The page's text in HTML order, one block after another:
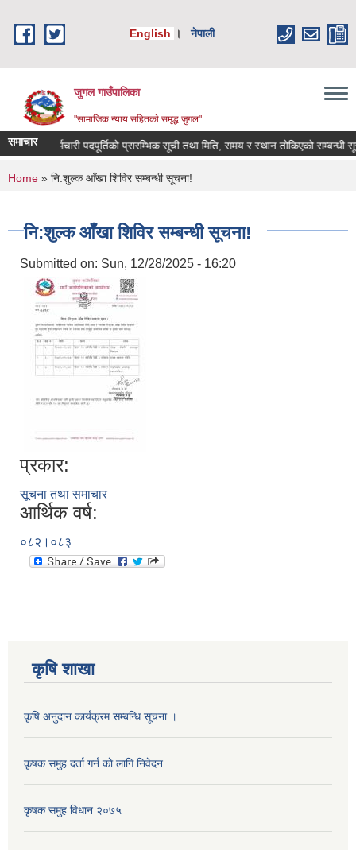
English
। नेपाली
जुगल गाउँपालिका
"सामाजिक न्याय सहितकाे समृद्ध जुगल"
समाचारकर्मचारी पदपूर्तिको प्रारम्भिक सूची तथा मिति, समय र स्थान तोकिएको सम्बन्धी सूचना!
You are here
Home » नि:शुल्क आँखा शिविर सम्बन्धी सूचना!
नि:शुल्क आँखा शिविर सम्बन्धी सूचना!
Submitted on: Sun, 12/28/2025 - 16:20
प्रकार:
सूचना तथा समाचार
आर्थिक वर्ष:
०८२।०८३
कृषि शाखा
कृषि अनुदान कार्यक्रम सम्बन्धि सूचना ।
कृषक समुह दर्ता गर्न काे लागि निवेदन
कृषक समुह विधान २०७५